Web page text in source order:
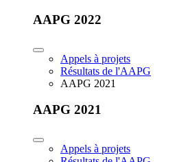
AAPG 2022
Appels à projets
Résultats de l'AAPG
AAPG 2021
AAPG 2021
Appels à projets